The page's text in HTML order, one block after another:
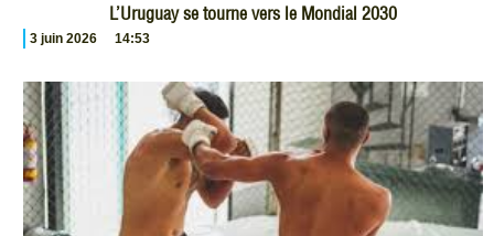
L’Uruguay se tourne vers le Mondial 2030
3 juin 2026 14:53